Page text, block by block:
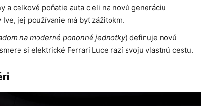
a celkové poňatie auta cieli na novú generáciu
jej používanie má byť zážitokm.
na moderné pohonné jednotky) definuje novú
si elektrické Ferrari Luce razí svoju vlastnú cestu.